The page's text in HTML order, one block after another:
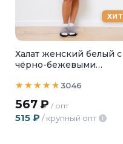
ХИТ
Халат женский белый с
чёрно-бежевыми
3046
567₽ / опт
515 ₽ / крупный опт i